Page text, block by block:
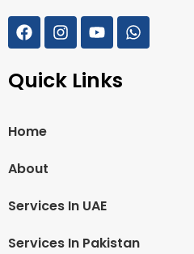
Quick Links
Home
About
Services In UAE
Services In Pakistan